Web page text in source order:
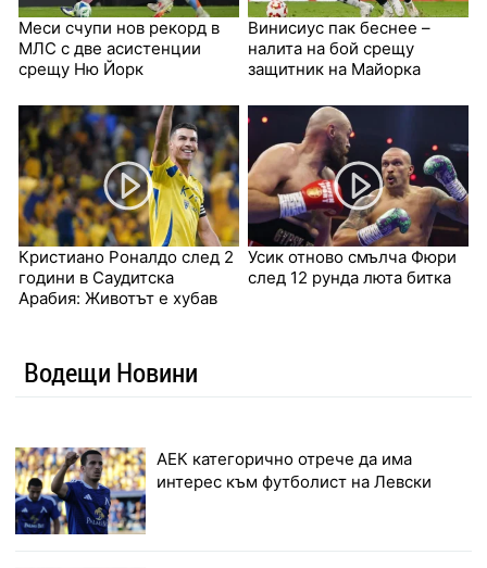
Меси счупи нов рекорд в
МЛС с две асистенции
срещу Ню Йорк
Винисиус пак беснее –
налита на бой срещу
защитник на Майорка
Кристиано Роналдо след 2
години в Саудитска
Арабия: Животът е хубав
Усик отново смълча Фюри
след 12 рунда люта битка
Водещи Новини
АЕК категорично отрече да има
интерес към футболист на Левски